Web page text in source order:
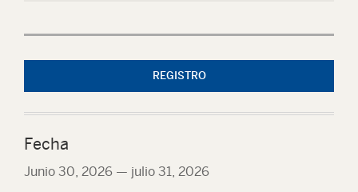
REGISTRO
Fecha
Junio 30, 2026 — julio 31, 2026